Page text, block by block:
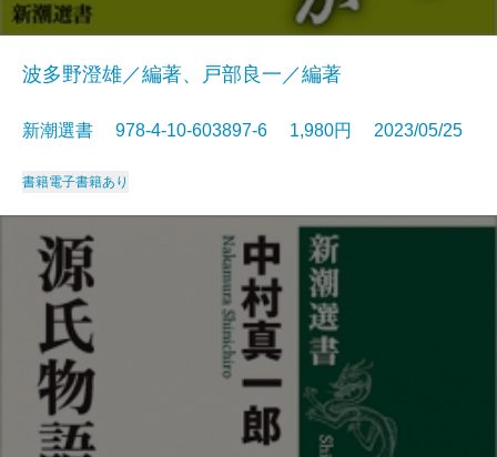
波多野澄雄／編著、戸部良一／編著
新潮選書 978-4-10-603897-6 1,980円 2023/05/25
書籍電子書籍あり